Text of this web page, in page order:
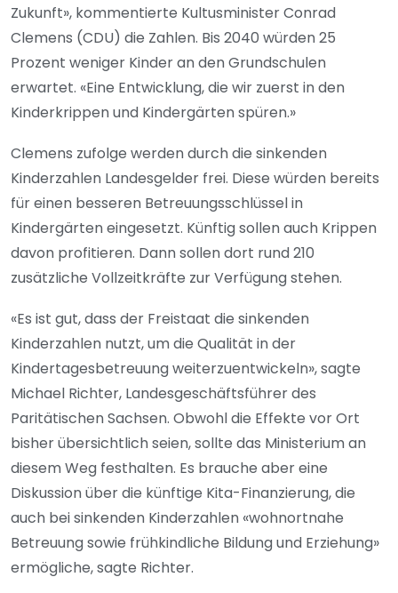
Zukunft», kommentierte Kultusminister Conrad
Clemens (CDU) die Zahlen. Bis 2040 würden 25
Prozent weniger Kinder an den Grundschulen
erwartet. «Eine Entwicklung, die wir zuerst in den
Kinderkrippen und Kindergärten spüren.»
Clemens zufolge werden durch die sinkenden
Kinderzahlen Landesgelder frei. Diese würden bereits
für einen besseren Betreuungsschlüssel in
Kindergärten eingesetzt. Künftig sollen auch Krippen
davon profitieren. Dann sollen dort rund 210
zusätzliche Vollzeitkräfte zur Verfügung stehen.
«Es ist gut, dass der Freistaat die sinkenden
Kinderzahlen nutzt, um die Qualität in der
Kindertagesbetreuung weiterzuentwickeln», sagte
Michael Richter, Landesgeschäftsführer des
Paritätischen Sachsen. Obwohl die Effekte vor Ort
bisher übersichtlich seien, sollte das Ministerium an
diesem Weg festhalten. Es brauche aber eine
Diskussion über die künftige Kita-Finanzierung, die
auch bei sinkenden Kinderzahlen «wohnortnahe
Betreuung sowie frühkindliche Bildung und Erziehung»
ermögliche, sagte Richter.